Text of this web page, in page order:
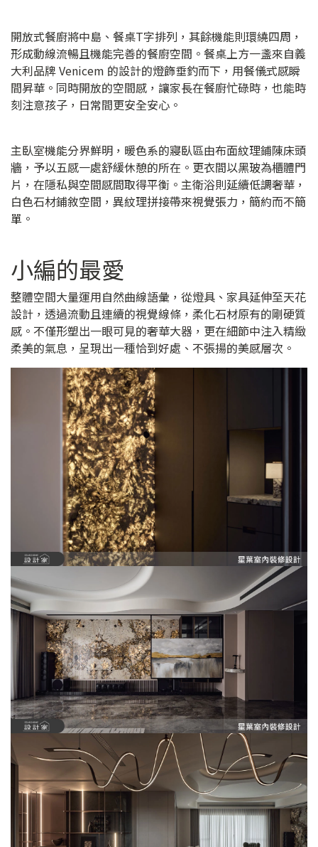
開放式餐廚將中島、餐桌T字排列，其餘機能則環繞四周，
形成動線流暢且機能完善的餐廚空間。餐桌上方一盞來自義
大利品牌 Venicem 的設計的燈飾垂釣而下，用餐儀式感瞬
間昇華。同時開放的空間感，讓家長在餐廚忙碌時，也能時
刻注意孩子，日常間更安全安心。
主臥室機能分界鮮明，暖色系的寢臥區由布面紋理鋪陳床頭
牆，予以五感一處舒緩休憩的所在。更衣間以黑玻為櫃體門
片，在隱私與空間感間取得平衡。主衛浴則延續低調奢華，
白色石材鋪敘空間，異紋理拼接帶來視覺張力，簡約而不簡
單。
小編的最愛
整體空間大量運用自然曲線語彙，從燈具、家具延伸至天花
設計，透過流動且連續的視覺線條，柔化石材原有的剛硬質
感。不僅形塑出一眼可見的奢華大器，更在細節中注入精緻
柔美的氣息，呈現出一種恰到好處、不張揚的美感層次。